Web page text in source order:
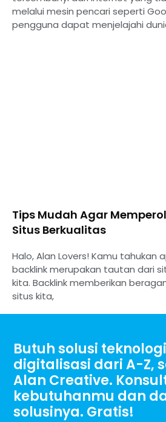
melalui mesin pencari seperti
pengguna dapat menjelajahi
Tips Mudah Agar
Situs Berkualitas
Halo, Alan Lovers! Kamu tahukan
backlink merupakan tautan dari
kita. Backlink memberikan
situs kita,
Butuh solusi
digitalisasi dari A-Z,
Alan Creative.
kebutuhanmu dan
solusinya. Gratis!